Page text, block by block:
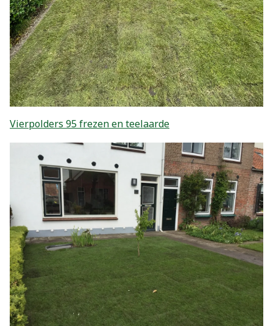
Vierpolders 95 frezen en teelaarde